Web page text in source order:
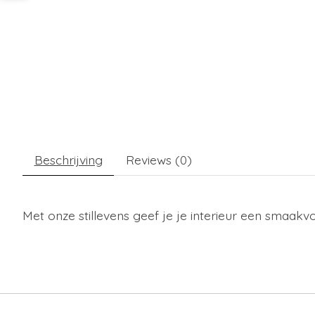
Beschrijving Reviews (0)
Met onze stillevens geef je je interieur een